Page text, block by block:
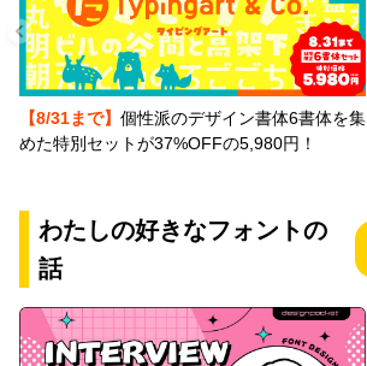
【8/31まで】 個性派のデザイン書体6書体を集
めた特別セットが37%OFFの5,980円！
わたしの好きなフォントの
話